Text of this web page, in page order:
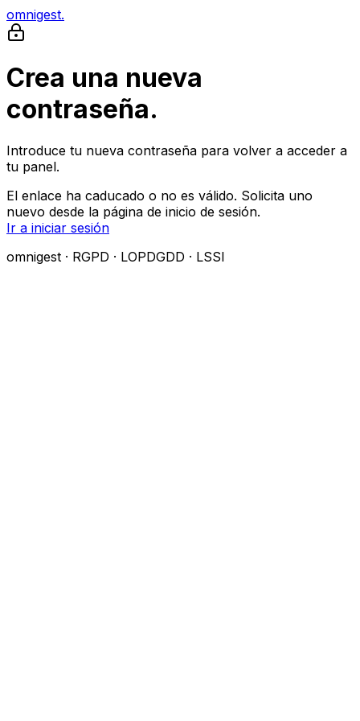
omnigest.
Crea una nueva
contraseña.
Introduce tu nueva contraseña para volver a acceder a
tu panel.
El enlace ha caducado o no es válido. Solicita uno
nuevo desde la página de inicio de sesión.
Ir a iniciar sesión
omnigest · RGPD · LOPDGDD · LSSI